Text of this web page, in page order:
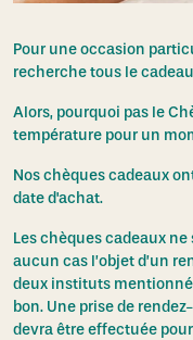
Pour une occasion
recherche tous le
Alors, pourquoi pas le
température pour un
Nos chèques cadeaux
date d'achat.
Les chèques cadeaux
aucun cas l’objet d’un
deux instituts
bon. Une prise de
devra être effectuée